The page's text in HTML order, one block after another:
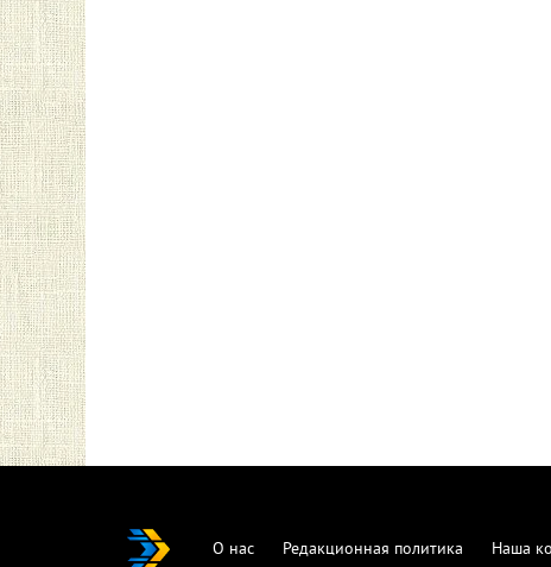
О нас Редакционная политика Наша